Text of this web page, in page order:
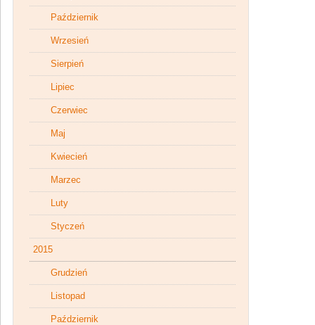
Październik
Wrzesień
Sierpień
Lipiec
Czerwiec
Maj
Kwiecień
Marzec
Luty
Styczeń
2015
Grudzień
Listopad
Październik